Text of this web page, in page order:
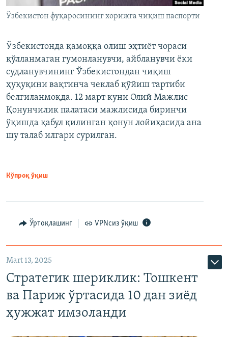
Ўзбекистон фуқаросининг хорижга чиқиш паспорти
Ўзбекистонда қамоққа олиш эҳтиёт чораси
қўлланмаган гумонланувчи, айбланувчи ёки
судланувчининг Ўзбекистондан чиқиш
ҳуқуқини вақтинча чеклаб қўйиш тартиби
белгиланмоқда. 12 март куни Олий Мажлис
Қонунчилик палатаси мажлисида биринчи
ўқишда қабул қилинган қонун лойиҳасида ана
шу талаб илгари сурилган.
Кўпроқ ўқиш
Ўртоқлашинг VPNсиз ўқиш
Mart 13, 2025
Стратегик шериклик: Тошкент
ва Париж ўртасида 10 дан зиёд
ҳужжат имзоланди